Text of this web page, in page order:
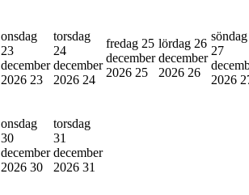
onsdag
23
december
2026 23
torsdag
24
december
2026 24
fredag 25
december
2026 25
lördag 26
december
2026 26
söndag
27
2026
onsdag
30
december
2026 30
torsdag
31
december
2026 31